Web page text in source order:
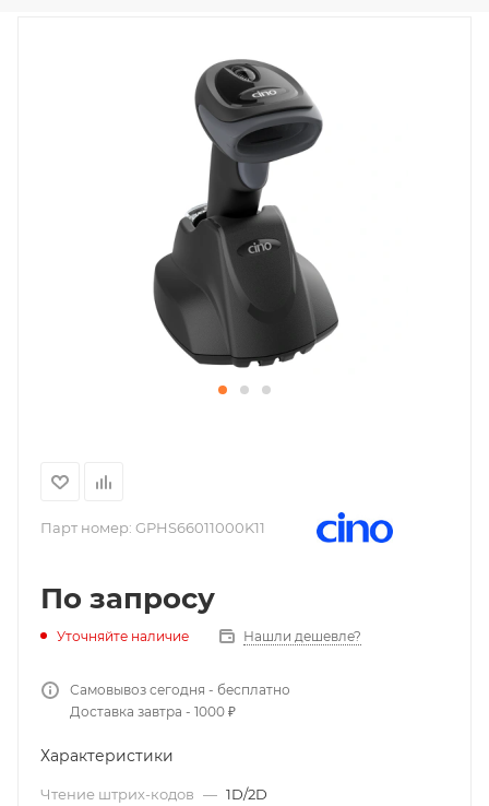
Парт номер: GPHS66011000K11
По запросу
Уточняйте наличие Нашли дешевле?
Самовывоз сегодня - бесплатно
Доставка завтра - 1000 ₽
Характеристики
Чтение штрих-кодов — 1D/2D